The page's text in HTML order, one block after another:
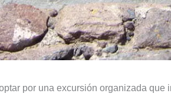
por una excursión organizada